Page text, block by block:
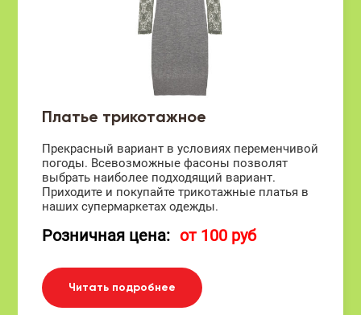
Платье трикотажное
Прекрасный вариант в условиях переменчивой
погоды. Всевозможные фасоны позволят
выбрать наиболее подходящий вариант.
Приходите и покупайте трикотажные платья в
наших супермаркетах одежды.
Розничная цена: от 100 руб
Читать подробнее